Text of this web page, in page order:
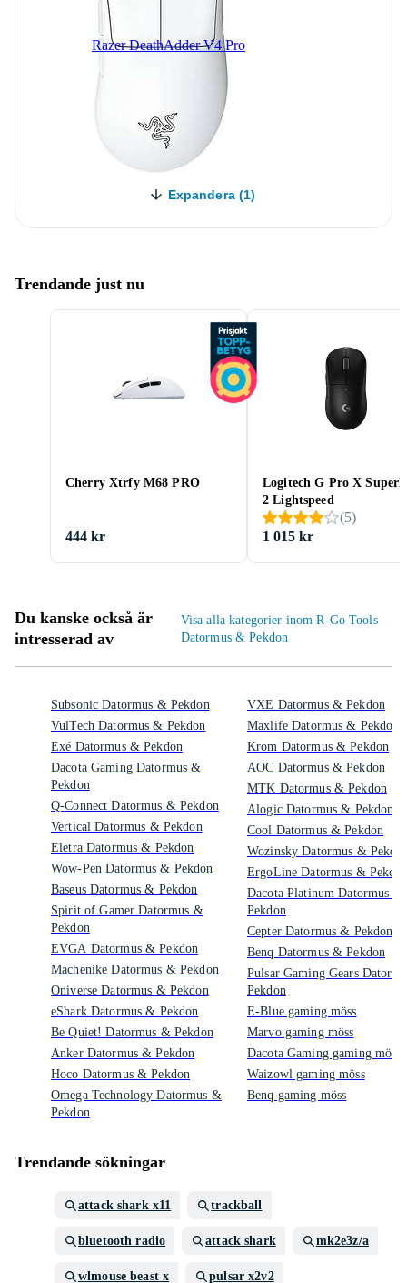
Razer DeathAdder V4 Pro
Expandera (1)
Trendande just nu
Cherry Xtrfy M68 PRO
444 kr
Logitech G Pro X
2 Lightspeed
(5)
1 015 kr
Du kanske också är
intresserad av
Visa alla kategorier inom R-Go Tools
Datormus & Pekdon
Subsonic Datormus & Pekdon
VulTech Datormus & Pekdon
Exé Datormus & Pekdon
Dacota Gaming Datormus &
Pekdon
Q-Connect Datormus & Pekdon
Vertical Datormus & Pekdon
Eletra Datormus & Pekdon
Wow-Pen Datormus & Pekdon
Baseus Datormus & Pekdon
Spirit of Gamer Datormus &
Pekdon
EVGA Datormus & Pekdon
Machenike Datormus & Pekdon
Oniverse Datormus & Pekdon
eShark Datormus & Pekdon
Be Quiet! Datormus & Pekdon
Anker Datormus & Pekdon
Hoco Datormus & Pekdon
Omega Technology Datormus &
Pekdon
VXE Datormus & Pekdon
Maxlife Datormus & Pekdon
Krom Datormus & Pekdon
AOC Datormus & Pekdon
MTK Datormus & Pekdon
Alogic Datormus & Pekdon
Cool Datormus & Pekdon
Wozinsky Datormus &
ErgoLine Datormus &
Dacota Platinum Datormus &
Pekdon
Cepter Datormus & Pekdon
Benq Datormus & Pekdon
Pulsar Gaming Gears
Pekdon
E-Blue gaming möss
Marvo gaming möss
Dacota Gaming gaming möss
Waizowl gaming möss
Benq gaming möss
Trendande sökningar
attack shark x11 trackball
bluetooth radio attack shark mk2e3z/a
wlmouse beast x pulsar x2v2